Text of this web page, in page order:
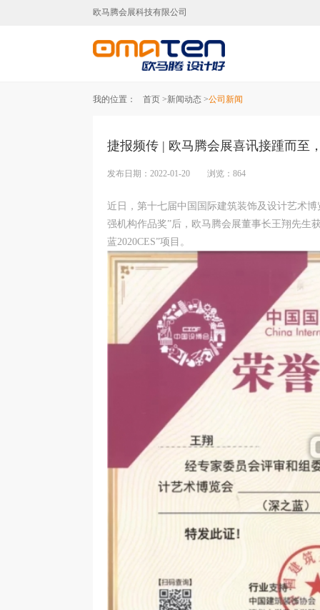
欧马腾会展科技有限公司
我的位置： 首页 >新闻动态 >公司新闻
捷报频传 | 欧马腾会展喜讯接踵而至
发布日期：2022-01-20 浏览：864
近日，第十七届中国国际建筑装饰及设计艺术
强机构作品奖”后，欧马腾会展董事长王翔先生
蓝2020CES”项目。